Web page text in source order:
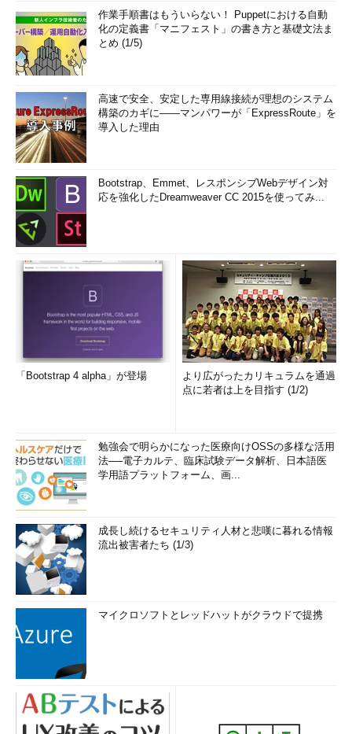
ジ（左）と保護モードオフで保存したWebページ（右）のセ
キュリティ設定
「S-1-15-3ｰ」から始まるSIDは、現在はAppContainerのケー
パビリティSIDということになっていますが、Windows 8が登場
する以前から利用されていたようです。そして「S-1-15-3-
4096」のSIDを内部で利用していたのが、IEの「保護モード」だ
ったのです。
境でWebサイトを開くという、現在のAppContainerと似た機能
を提供します。AppContainerの前身といってもよいかもしれま
せん。実際、「IE AppContainer」と呼ぶこともあったようで、
IE AppContainerへのアクセスを付与するためにこのSIDが出てき
AppContainersへのリソースアクセスの許可（Internet
Explorer互換性クックブック）
した場合に、このSIDを含むアクセス権の設定が残ってしまう問
題があったようです。Windows 10のIEで同じことをしても、こ
のような結果にはなりませんでした。もちろん、これは単に
NTFSボリューム上のファイルに対するACEなので、このACEは
「電卓」にインターネット接続が必要なのか？
最後に、もう1つトリビアを。今回、幾つかのアプリのケーパ
トアアプリ化された（されてしまった）「電卓」アプリは、
Windows 10 Anniversary Updateまではケーパビリティを1つも
しかし、Windows 10 Creators Updateになって「インターネ
ット接続（internetClient、S-1-15-3-1）」を使用するように変更
されていました（
画面6）。これは、インターネット接続がない
作業手順書はもういらない！ Puppetにおける自動
化の定義書「マニフェスト」の書き方と基礎文法ま
とめ (1/5)
高速で安全、安定した専用線接続が理想のシステム
構築のカギに――マンパワーが「ExpressRoute」を
導入した理由
Bootstrap、Emmet、レスポンシブWebデザイン対
応を強化したDreamweaver CC 2015を使ってみ...
「Bootstrap 4 alpha」が登場
より広がったカリキュラムを通過
点に若者は上を目指す (1/2)
勉強会で明らかになった医療向けOSSの多様な活用
法──電子カルテ、臨床試験データ解析、日本語医
学用語プラットフォーム、画...
成長し続けるセキュリティ人材と悲嘆に暮れる情報
流出被害者たち (1/3)
マイクロソフトとレッドハットがクラウドで提携